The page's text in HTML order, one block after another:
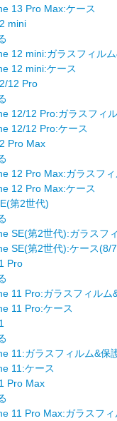
13 Pro Max:ケース
mini
12 mini:ガラスフィル
12 mini:ケース
12 Pro
12/12 Pro:ガラスフィ
12/12 Pro:ケース
Pro Max
12 Pro Max:ガラスフ
12 Pro Max:ケース
第2世代)
SE(第2世代):ガラスフ
SE(第2世代):ケース(8/
Pro
11 Pro:ガラスフィルム
11 Pro:ケース
11:ガラスフィルム&保
11:ケース
Pro Max
11 Pro Max:ガラスフ